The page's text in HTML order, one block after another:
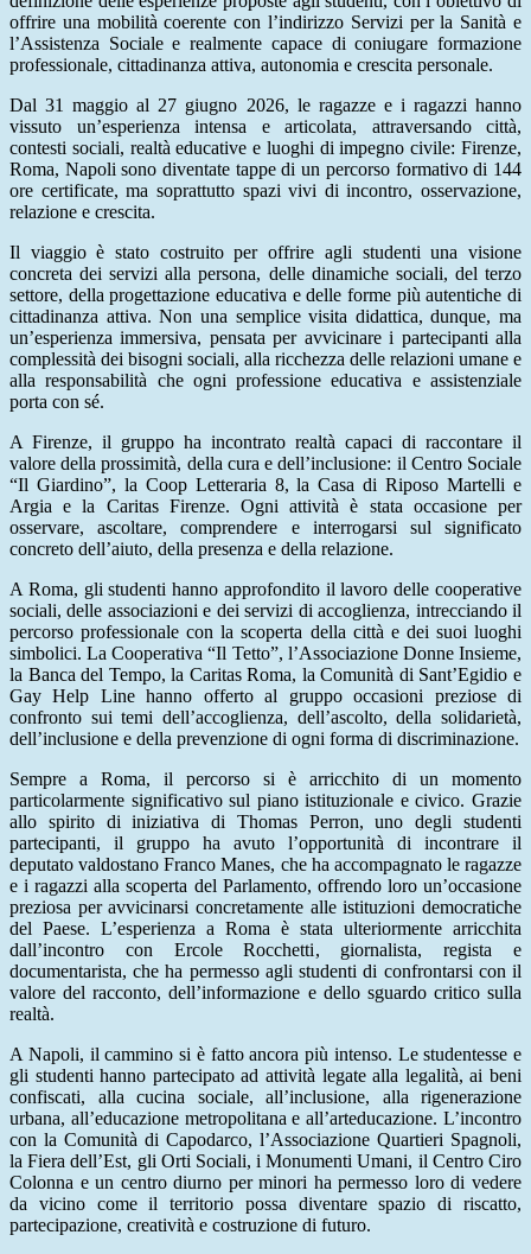
offrire una mobilità coerente con l’indirizzo Servizi per la Sanità e
l’Assistenza Sociale e realmente capace di coniugare formazione
professionale, cittadinanza attiva, autonomia e crescita personale.
Dal 31 maggio al 27 giugno 2026, le ragazze e i ragazzi hanno
vissuto un’esperienza intensa e articolata, attraversando città,
contesti sociali, realtà educative e luoghi di impegno civile: Firenze,
Roma, Napoli sono diventate tappe di un percorso formativo di 144
ore certificate, ma soprattutto spazi vivi di incontro, osservazione,
relazione e crescita.
Il viaggio è stato costruito per offrire agli studenti una visione
concreta dei servizi alla persona, delle dinamiche sociali, del terzo
settore, della progettazione educativa e delle forme più autentiche di
cittadinanza attiva. Non una semplice visita didattica, dunque, ma
un’esperienza immersiva, pensata per avvicinare i partecipanti alla
complessità dei bisogni sociali, alla ricchezza delle relazioni umane e
alla responsabilità che ogni professione educativa e assistenziale
porta con sé.
A Firenze, il gruppo ha incontrato realtà capaci di raccontare il
valore della prossimità, della cura e dell’inclusione: il Centro Sociale
“Il Giardino”, la Coop Letteraria 8, la Casa di Riposo Martelli e
Argia e la Caritas Firenze. Ogni attività è stata occasione per
osservare, ascoltare, comprendere e interrogarsi sul significato
concreto dell’aiuto, della presenza e della relazione.
A Roma, gli studenti hanno approfondito il lavoro delle cooperative
sociali, delle associazioni e dei servizi di accoglienza, intrecciando il
percorso professionale con la scoperta della città e dei suoi luoghi
simbolici. La Cooperativa “Il Tetto”, l’Associazione Donne Insieme,
la Banca del Tempo, la Caritas Roma, la Comunità di Sant’Egidio e
Gay Help Line hanno offerto al gruppo occasioni preziose di
confronto sui temi dell’accoglienza, dell’ascolto, della solidarietà,
dell’inclusione e della prevenzione di ogni forma di discriminazione.
Sempre a Roma, il percorso si è arricchito di un momento
particolarmente significativo sul piano istituzionale e civico. Grazie
allo spirito di iniziativa di Thomas Perron, uno degli studenti
partecipanti, il gruppo ha avuto l’opportunità di incontrare il
deputato valdostano Franco Manes, che ha accompagnato le ragazze
e i ragazzi alla scoperta del Parlamento, offrendo loro un’occasione
preziosa per avvicinarsi concretamente alle istituzioni democratiche
del Paese. L’esperienza a Roma è stata ulteriormente arricchita
dall’incontro con Ercole Rocchetti, giornalista, regista e
documentarista, che ha permesso agli studenti di confrontarsi con il
valore del racconto, dell’informazione e dello sguardo critico sulla
realtà.
A Napoli, il cammino si è fatto ancora più intenso. Le studentesse e
gli studenti hanno partecipato ad attività legate alla legalità, ai beni
confiscati, alla cucina sociale, all’inclusione, alla rigenerazione
urbana, all’educazione metropolitana e all’arteducazione. L’incontro
con la Comunità di Capodarco, l’Associazione Quartieri Spagnoli,
la Fiera dell’Est, gli Orti Sociali, i Monumenti Umani, il Centro Ciro
Colonna e un centro diurno per minori ha permesso loro di vedere
da vicino come il territorio possa diventare spazio di riscatto,
partecipazione, creatività e costruzione di futuro.